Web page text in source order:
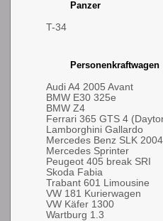
Panzer
T-34
Personenkraftwagen
Audi A4 2005 Avant
BMW E30 325e
BMW Z4
Ferrari 365 GTS 4
Lamborghini Gallardo
Mercedes Benz SLK
Mercedes Sprinter
Peugeot 405 break SRI
Skoda Fabia
Trabant 601 Limousine
VW 181 Kurierwagen
VW Käfer 1300
Wartburg 1.3